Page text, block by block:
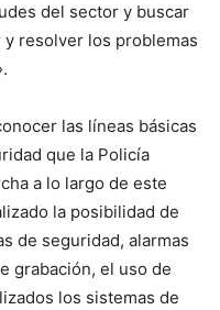
del sector y buscar
resolver los problemas
las líneas básicas
que la Policía
a lo largo de este
la posibilidad de
de seguridad, alarmas
grabación, el uso de
los sistemas de